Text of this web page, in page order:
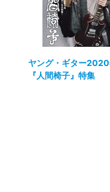
ヤング・ギター
『人間椅子』特集